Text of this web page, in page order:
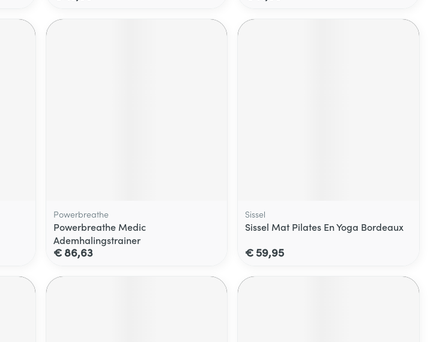
Powerbreathe
Powerbreathe Medic
Ademhalingstrainer
€ 86,63
Sissel
Sissel Mat Pilates En Yoga Bordeaux
€ 59,95